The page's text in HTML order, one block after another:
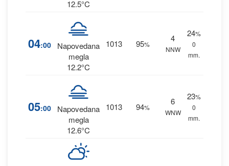
12.5°C
04:00
Napovedana
megla
12.2°C
1013 95%
4
NNW
24%
0
mm.
05:00
Napovedana
megla
12.6°C
1013 94%
6
WNW
23%
0
mm.